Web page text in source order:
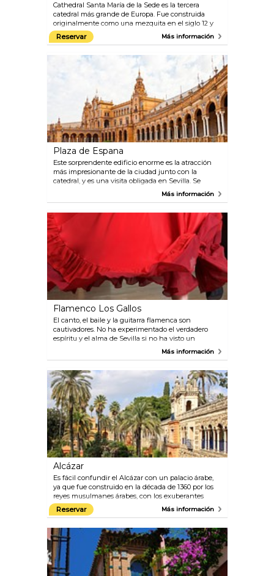
Cathedral Santa María de la Sede es la tercera
catedral más grande de Europa. Fue construida
originalmente como una mezquita en el siglo 12 y
su minarete de 328 pies de altura ahora es la torre
del reloj de la Giralda. Cristóbal Colón está enterrado
Reservar Más información
Plaza de Espana
Este sorprendente edificio enorme es la atracción
más impresionante de la ciudad junto con la
catedral, y es una visita obligada en Sevilla. Se
encuentra en el impresionante Parque de María
estilo de este impresionante edificio está inspirado
en el Renacimiento con elementos característicos
de la ciudad: ladrillo a la vista y cerámica. Dato
curioso para los fanáticos de la Guerra de las
Galaxias: la Plaza de España se ha utilizado para
algunas de las escenas del Episodio II: "El ataque de
los clones".
Más información
Flamenco Los Gallos
El canto, el baile y la guitarra flamenca son
cautivadores. No ha experimentado el verdadero
espíritu y el alma de Sevilla si no ha visto un
espectáculo de flamenco. Los Gallos ha entretenido
de flamenco más reconocido y respetado en la
ciudad.
Más información
Alcázar
Es fácil confundir el Alcázar con un palacio árabe,
ya que fue construido en la década de 1360 por los
reyes musulmanes árabes, con los exuberantes
jardines que complementan perfectamente los
edificios. Los niveles superiores de este espectacular
lo que es el palacio real más antiguo todavía en uso
en toda Europa.
Reservar Más información